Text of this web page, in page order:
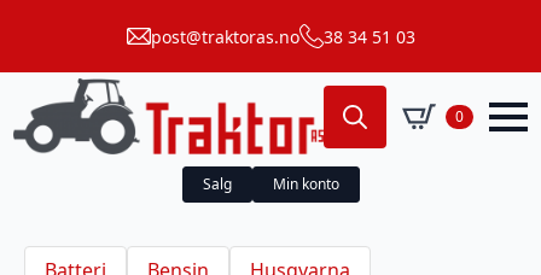
post@traktoras.no 38 34 51 03
Search
for:
0
Salg Min konto